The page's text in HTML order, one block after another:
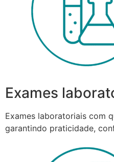
Exames
Exames laboratoriais com
garantindo praticidade,